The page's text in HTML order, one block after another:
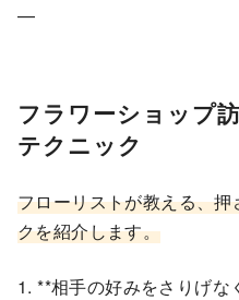
—
フラワーショップ
テクニック
フローリストが教える、
クを紹介します。
1. **相手の好みをさりげ